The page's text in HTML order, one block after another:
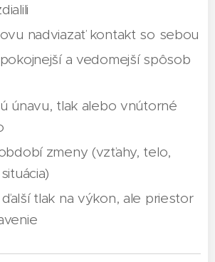
nadviazať kontakt so sebou
a vedomejší spôsob
únavu, tlak alebo vnútorné
zmeny (vzťahy, telo,
tlak na výkon, ale priestor